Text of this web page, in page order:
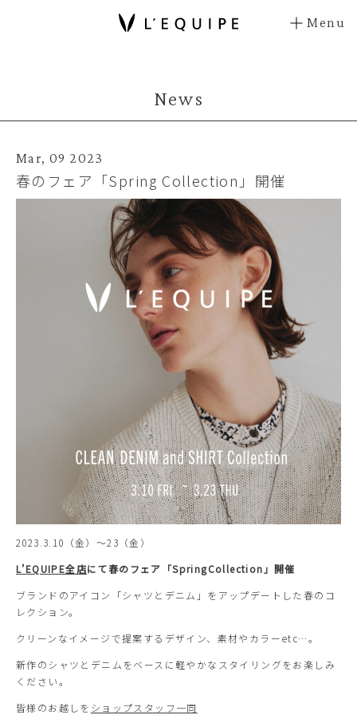
Menu
News
Mar, 09 2023
春のフェア「Spring Collection」開催
2023.3.10（金）～23（金）
L’EQUIPE全店にて春のフェア「SpringCollection」開催
ブランドのアイコン「シャツとデニム」をアップデートした春のコ
レクション。
クリーンなイメージで提案するデザイン、素材やカラーetc…。
新作のシャツとデニムをベースに軽やかなスタイリングをお楽しみ
ください。
皆様のお越しを ショップスタッフ一同